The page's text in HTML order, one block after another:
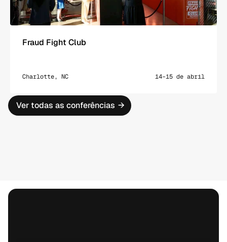
Fraud Fight Club
Charlotte, NC 14–15 de abril
Ver todas as conferências →